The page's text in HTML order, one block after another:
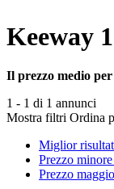
Keeway
Il prezzo medio
1 - 1 di 1 annunci
Mostra filtri Ordina
Miglior
Prezzo
Prezzo